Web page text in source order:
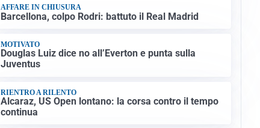
AFFARE IN CHIUSURA
Barcellona, colpo Rodri: battuto il Real Madrid
MOTIVATO
Douglas Luiz dice no all’Everton e punta sulla
Juventus
RIENTRO A RILENTO
Alcaraz, US Open lontano: la corsa contro il tempo
continua